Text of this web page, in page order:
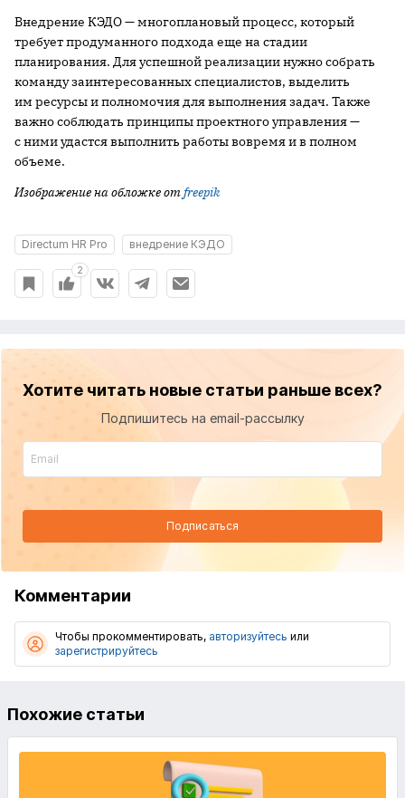
Внедрение КЭДО — многоплановый процесс, который
требует продуманного подхода еще на стадии
планирования. Для успешной реализации нужно собрать
команду заинтересованных специалистов, выделить
им ресурсы и полномочия для выполнения задач. Также
важно соблюдать принципы проектного управления —
с ними удастся выполнить работы вовремя и в полном
объеме.
Изображение на обложке отfreepik
Directum HR Pro внедрение КЭДО
2
Хотите читать новые статьи раньше всех?
Подпишитесь на email-рассылку
Подписаться
Комментарии
Чтобы прокомментировать, авторизуйтесь или
зарегистрируйтесь
Похожие статьи